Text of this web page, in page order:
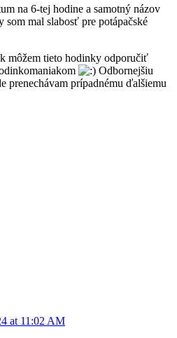
na 6-tej hodine a samotný názov
som mal slabosť pre potápačské
môžem tieto hodinky odporučiť
Odbornejšiu
prenechávam prípadnému ďalšiemu
at 11:02 AM